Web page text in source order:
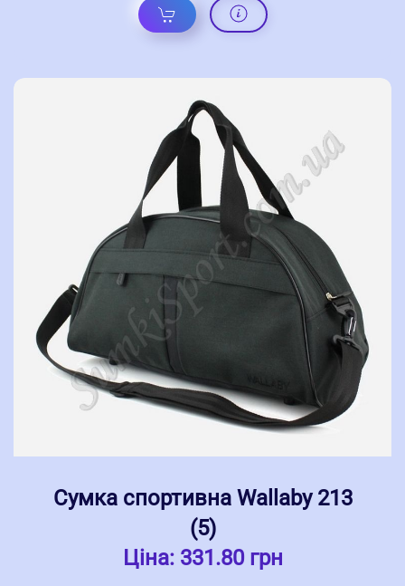
Сумка спортивна Wallaby 213
(5)
Ціна: 331.80 грн